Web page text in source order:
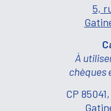
5,
À
chèques
CP